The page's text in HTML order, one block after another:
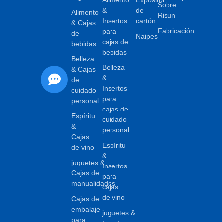
Alimento
& Cajas
de
bebidas
Belleza
& Cajas
de
cuidado
personal
Espíritu
&
Cajas
de vino
juguetes &
Cajas de
manualidades
Cajas de
embalaje
para
&
Insertos
para
cajas de
bebidas
Belleza
&
Insertos
para
cajas de
cuidado
personal
Espíritu
&
Insertos
para
cajas
de vino
juguetes &
de
cartón
Naipes
Sobre
Risun
Fabricación